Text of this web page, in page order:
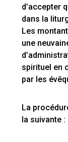
d’accepter
dans la
Les
une
spirituel en
par les
La
la suivante :